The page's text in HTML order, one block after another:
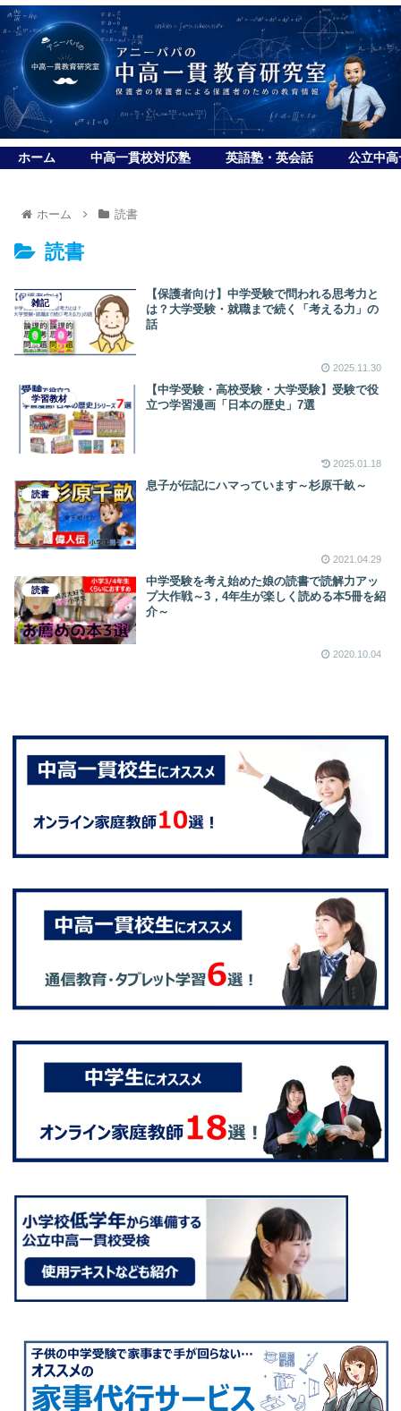
ホーム 中高一貫校対応塾 英語塾・英会話 公立中
ホーム 読書
読書
雑記
【保護者向け】中学受験で問われる思考力と
は？大学受験・就職まで続く「考える力」の
話
2025.11.30
学習教材
【中学受験・高校受験・大学受験】受験で役
立つ学習漫画「日本の歴史」7選
2025.01.18
読書
息子が伝記にハマっています～杉原千畝～
2021.04.29
読書
中学受験を考え始めた娘の読書で読解力アッ
プ大作戦～3，4年生が楽しく読める本5冊を紹
介～
2020.10.04